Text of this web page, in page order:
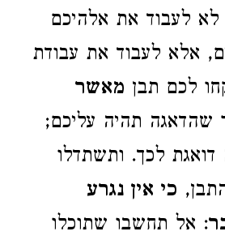
לא לעבוד את אלהיכם
אלא לעבוד את עבודת
לכם תבן מאשר
שהדאגה תהיה עליכם;
לכך. ותשתדלו
כי אין נגרע
: אל תחשבו שתוכלו